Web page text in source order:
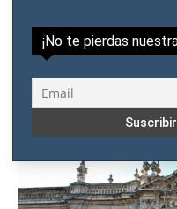
¡No te pierdas